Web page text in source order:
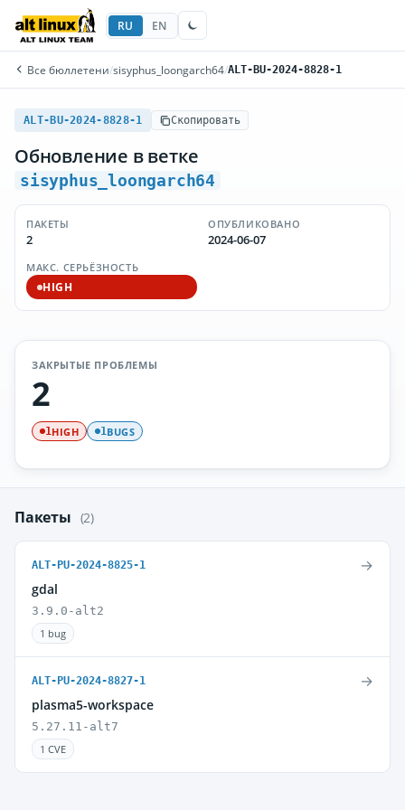
RU EN
Все бюллетени/sisyphus_loongarch64/ALT-BU-2024-8828-1
ALT-BU-2024-8828-1 Скопировать
Обновление в ветке
sisyphus_loongarch64
ПАКЕТЫ
2
ОПУБЛИКОВАНО
2024-06-07
МАКС. СЕРЬЁЗНОСТЬ
HIGH
ЗАКРЫТЫЕ ПРОБЛЕМЫ
2
1HIGH 1BUGS
Пакеты (2)
ALT-PU-2024-8825-1
gdal
3.9.0-alt2
1 bug
→
ALT-PU-2024-8827-1
plasma5-workspace
5.27.11-alt7
1 CVE
→